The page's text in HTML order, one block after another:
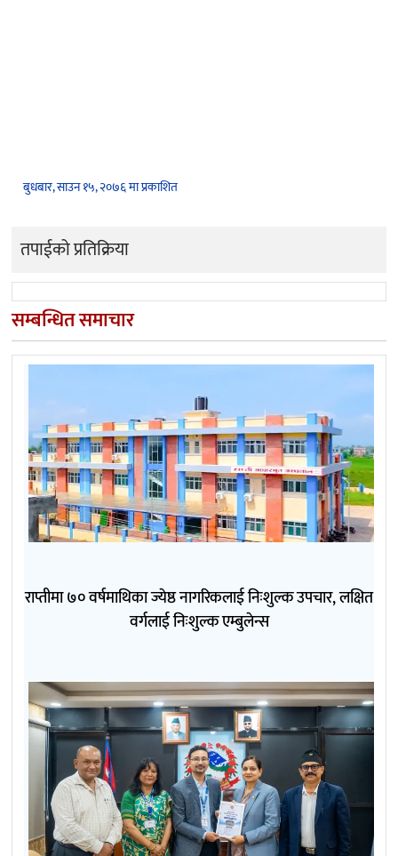
बुधबार, साउन १५, २०७६ मा प्रकाशित
तपाईको प्रतिक्रिया
सम्बन्धित समाचार
राप्तीमा ७० वर्षमाथिका ज्येष्ठ नागरिकलाई निःशुल्क उपचार, लक्षित
वर्गलाई निःशुल्क एम्बुलेन्स